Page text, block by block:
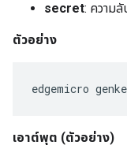
secret: ความลั
ตัวอย่าง
edgemicro
เอาต์พุต (ตัวอย่าง)